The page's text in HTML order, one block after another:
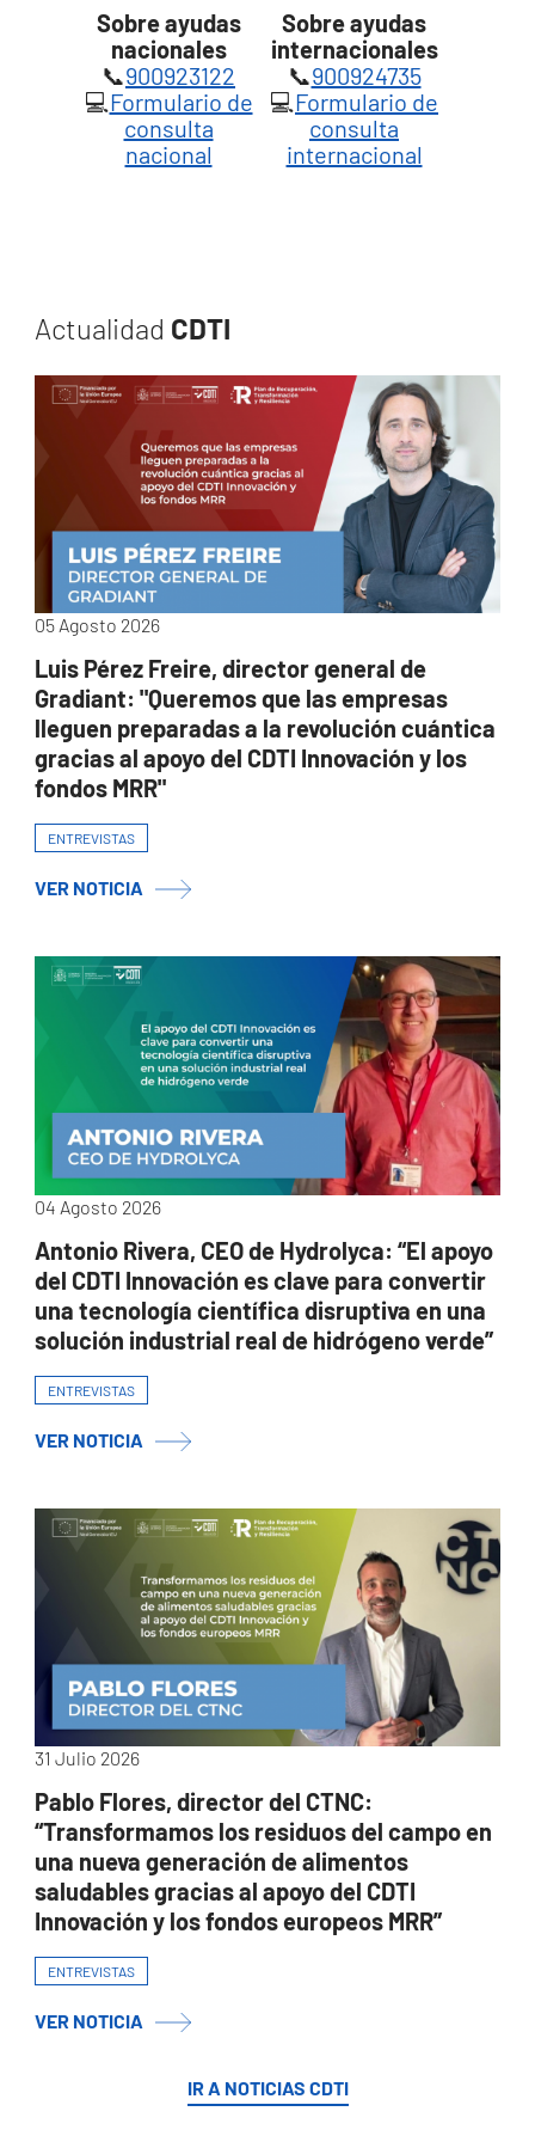
Sobre ayudas
nacionales
Sobre ayudas
internacionales
📞900923122 📞900924735
💻Formulario de
consulta
nacional
💻Formulario de
consulta
internacional
Actualidad CDTI
05 Agosto 2026
Luis Pérez Freire, director general de
Gradiant: "Queremos que las empresas
lleguen preparadas a la revolución cuántica
gracias al apoyo del CDTI Innovación y los
fondos MRR"
ENTREVISTAS
VER NOTICIA
04 Agosto 2026
Antonio Rivera, CEO de Hydrolyca: “El apoyo
del CDTI Innovación es clave para convertir
una tecnología científica disruptiva en una
solución industrial real de hidrógeno verde”
ENTREVISTAS
VER NOTICIA
31 Julio 2026
Pablo Flores, director del CTNC:
“Transformamos los residuos del campo en
una nueva generación de alimentos
saludables gracias al apoyo del CDTI
Innovación y los fondos europeos MRR”
ENTREVISTAS
VER NOTICIA
IR A NOTICIAS CDTI